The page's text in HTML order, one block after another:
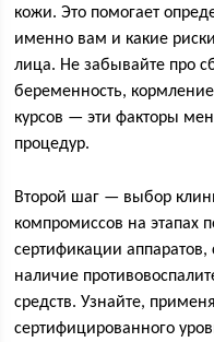
кожи. Это помогает
именно вам и какие
лица. Не забывайте про
беременность,
курсов — эти факторы
процедур.
Второй шаг — выбор
компромиссов на этапах
сертификации
наличие
средств. Узнайте,
сертифицированного